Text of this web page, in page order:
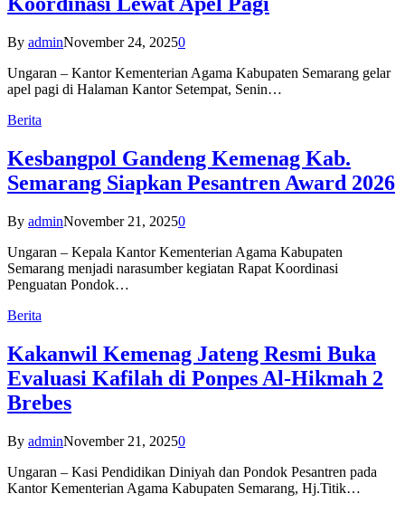
By adminNovember 24, 20250
Ungaran – Kantor Kementerian Agama Kabupaten Semarang gelar
apel pagi di Halaman Kantor Setempat, Senin…
Berita
Kesbangpol Gandeng Kemenag Kab.
Semarang Siapkan Pesantren Award 2026
By adminNovember 21, 20250
Ungaran – Kepala Kantor Kementerian Agama Kabupaten
Semarang menjadi narasumber kegiatan Rapat Koordinasi
Penguatan Pondok…
Berita
Kakanwil Kemenag Jateng Resmi Buka
Evaluasi Kafilah di Ponpes Al-Hikmah 2
Brebes
By adminNovember 21, 20250
Ungaran – Kasi Pendidikan Diniyah dan Pondok Pesantren pada
Kantor Kementerian Agama Kabupaten Semarang, Hj.Titik…